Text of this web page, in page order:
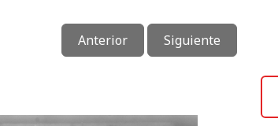
Anterior Siguiente